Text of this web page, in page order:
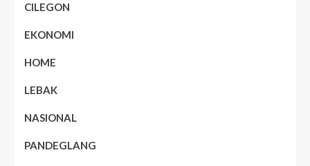
CILEGON
EKONOMI
HOME
LEBAK
NASIONAL
PANDEGLANG